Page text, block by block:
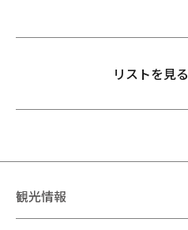
リストを見る
観光情報